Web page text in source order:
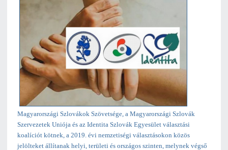
Magyarországi Szlovákok Szövetsége, a Magyarországi Szlovák
Szervezetek Uniója és az Identita Szlovák Egyesület választási
koalíciót kötnek, a 2019. évi nemzetiségi választásokon közös
jelölteket állítanak helyi, területi és országos szinten, melynek végső